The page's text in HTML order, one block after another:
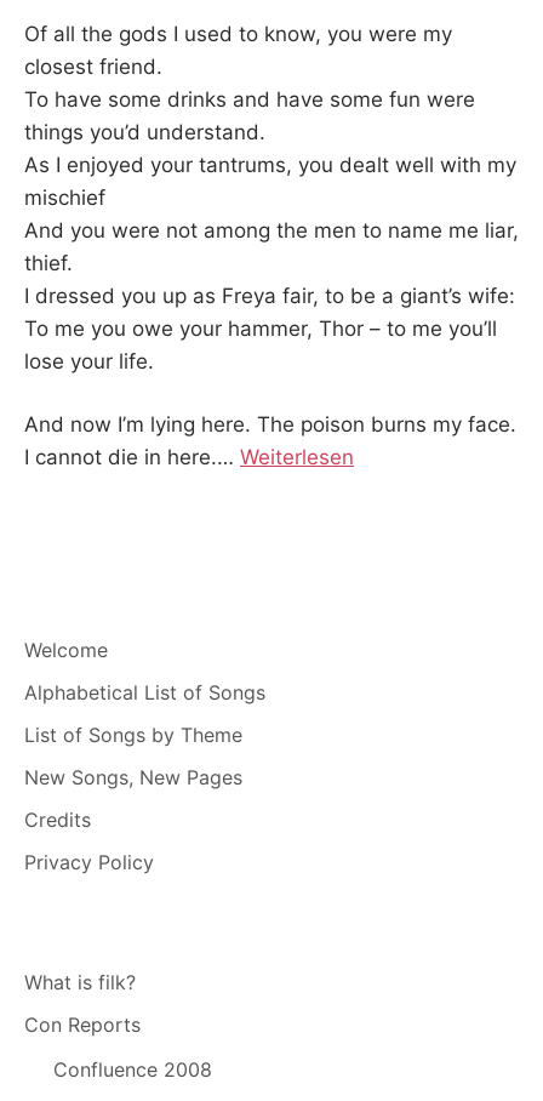
Of all the gods I used to know, you were my
closest friend.
To have some drinks and have some fun were
things you’d understand.
As I enjoyed your tantrums, you dealt well with my
mischief
And you were not among the men to name me liar,
thief.
I dressed you up as Freya fair, to be a giant’s wife:
To me you owe your hammer, Thor – to me you’ll
lose your life.
And now I’m lying here. The poison burns my face.
I cannot die in here.… Weiterlesen
Welcome
Alphabetical List of Songs
List of Songs by Theme
New Songs, New Pages
Credits
Privacy Policy
What is filk?
Con Reports
Confluence 2008